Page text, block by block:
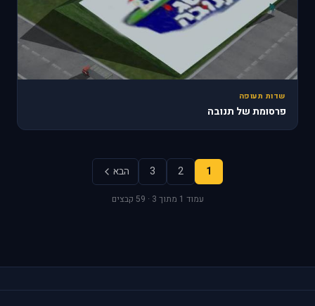
שדות תעופה
פרסומת של תנובה
1
2
3 הבא
עמוד 1 מתוך 3 · 59 קבצים